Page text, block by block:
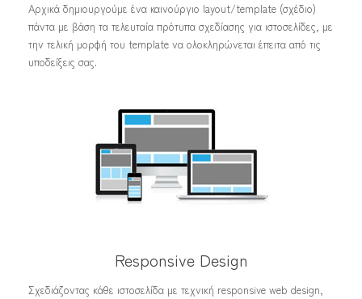
Αρχικά δημιουργούμε ένα καινούργιο layout/template (σχέδιο)
πάντα με βάση τα τελευταία πρότυπα σχεδίασης για ιστοσελίδες, με
την τελική μορφή του template να ολοκληρώνεται έπειτα από τις
υποδείξεις σας.
Responsive Design
Σχεδιάζοντας κάθε ιστοσελίδα με τεχνική responsive web design,